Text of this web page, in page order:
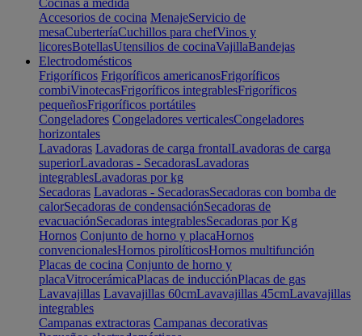
Cocinas a medida
Accesorios de cocina MenajeServicio de
mesaCuberteríaCuchillos para chefVinos y
licoresBotellasUtensilios de cocinaVajillaBandejas
Electrodomésticos
Frigoríficos Frigoríficos americanosFrigoríficos
combiVinotecasFrigoríficos integrablesFrigoríficos
pequeñosFrigoríficos portátiles
Congeladores Congeladores verticalesCongeladores
horizontales
Lavadoras Lavadoras de carga frontalLavadoras de carga
superiorLavadoras - SecadorasLavadoras
integrablesLavadoras por kg
Secadoras Lavadoras - SecadorasSecadoras con bomba de
calorSecadoras de condensaciónSecadoras de
evacuaciónSecadoras integrablesSecadoras por Kg
Hornos Conjunto de horno y placaHornos
convencionalesHornos pirolíticosHornos multifunción
Placas de cocina Conjunto de horno y
placaVitrocerámicaPlacas de inducciónPlacas de gas
Lavavajillas Lavavajillas 60cmLavavajillas 45cmLavavajillas
integrables
Campanas extractoras Campanas decorativas